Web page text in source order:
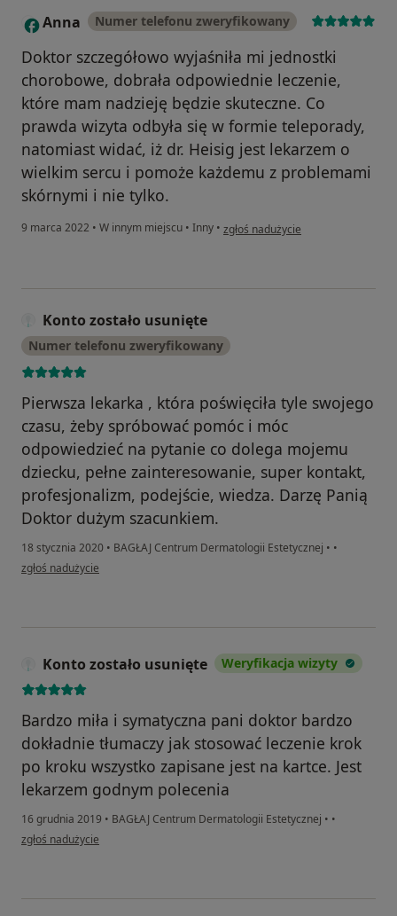
A Anna Numer telefonu zweryfikowany
Doktor szczegółowo wyjaśniła mi jednostki
chorobowe, dobrała odpowiednie leczenie,
które mam nadzieję będzie skuteczne. Co
prawda wizyta odbyła się w formie teleporady,
natomiast widać, iż dr. Heisig jest lekarzem o
wielkim sercu i pomoże każdemu z problemami
skórnymi i nie tylko.
9 marca 2022 • W innym miejscu • Inny • w opinii użytkownika Anna
zgłoś nadużycie
Konto zostało usunięte
Numer telefonu zweryfikowany
Pierwsza lekarka , która poświęciła tyle swojego
czasu, żeby spróbować pomóc i móc
odpowiedzieć na pytanie co dolega mojemu
dziecku, pełne zainteresowanie, super kontakt,
profesjonalizm, podejście, wiedza. Darzę Panią
Doktor dużym szacunkiem.
18 stycznia 2020 • BAGŁAJ Centrum Dermatologii Estetycznej • •
w opinii użytkownika Konto zostało usunięte
zgłoś nadużycie
Konto zostało usunięte Weryfikacja wizyty
Bardzo miła i symatyczna pani doktor bardzo
dokładnie tłumaczy jak stosować leczenie krok
po kroku wszystko zapisane jest na kartce. Jest
lekarzem godnym polecenia
16 grudnia 2019 • BAGŁAJ Centrum Dermatologii Estetycznej • •
w opinii użytkownika Konto zostało usunięte
zgłoś nadużycie